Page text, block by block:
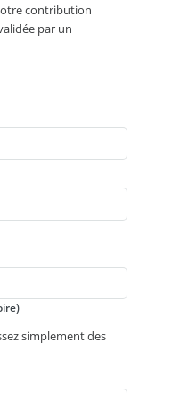
contribution
par un
simplement des